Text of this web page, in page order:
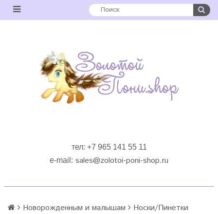
тел: +7 965 141 55 11
e-mail: sales@zolotoi-poni-shop.ru
Новорожденным и малышам Носки/Пинетки